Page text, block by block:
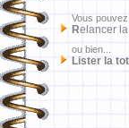
Vous
Relancer
ou bien...
Lister la